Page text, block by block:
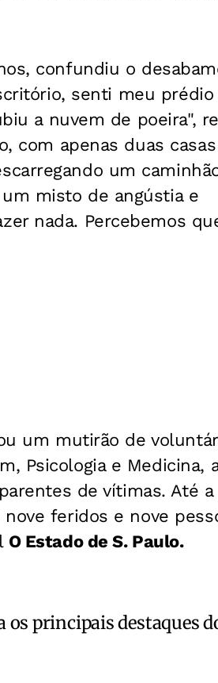
confundiu o
senti meu prédio
a nuvem de poeira",
com apenas duas
um
misto de angústia e
nada. Percebemos
um mutirão de
Psicologia e Medicina,
de vítimas. Até
feridos e nove
O Estado de S. Paulo.
os principais destaques